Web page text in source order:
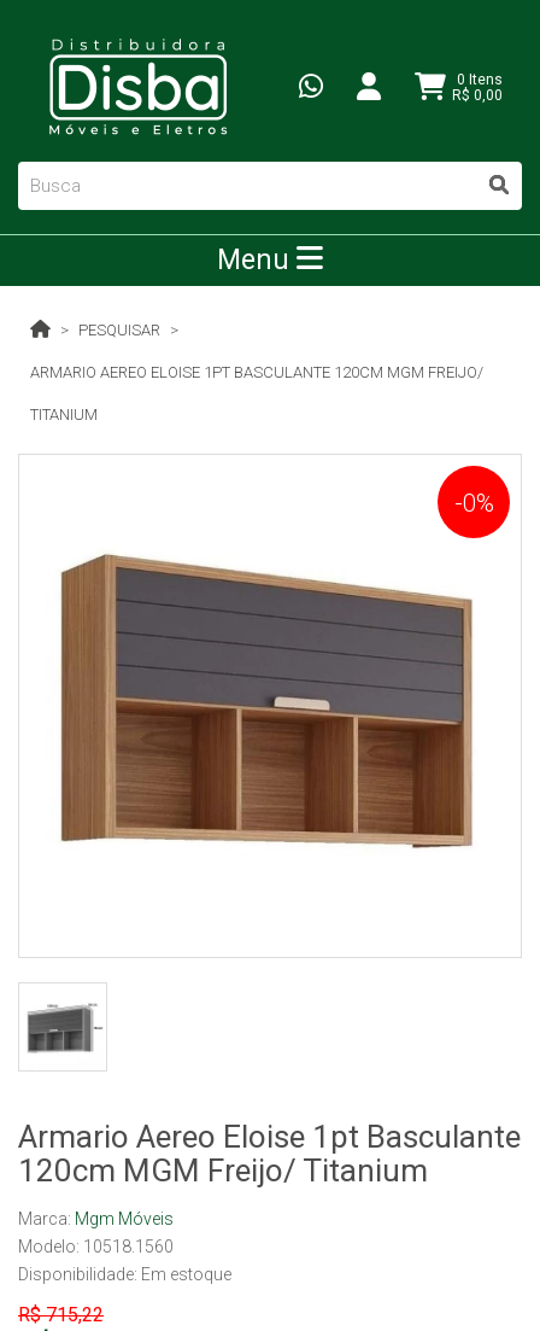
0 Itens
R$ 0,00
Menu
PESQUISAR
ARMARIO AEREO ELOISE 1PT BASCULANTE 120CM MGM FREIJO/
TITANIUM
-0%
Armario Aereo Eloise 1pt Basculante
120cm MGM Freijo/ Titanium
Marca: Mgm Móveis
Modelo: 10518.1560
Disponibilidade: Em estoque
R$ 715,22